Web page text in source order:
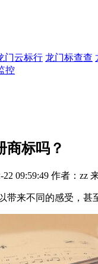
门云标行 龙门标查查
控
商标吗？
09:59:49 作者：zz
来不同的感受，甚至